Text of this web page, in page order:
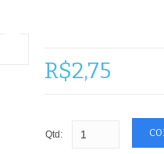
R$2,75
Qtd: